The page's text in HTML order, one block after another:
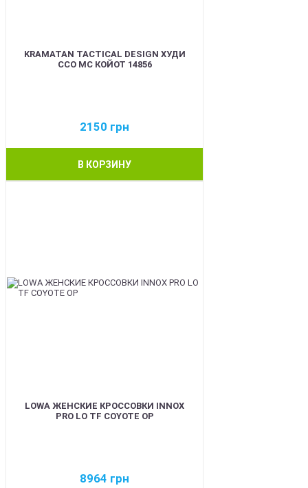
KRAMATAN TACTICAL DESIGN ХУДИ
ССО МС КОЙОТ 14856
2150 грн
В КОРЗИНУ
LOWA ЖЕНСКИЕ КРОССОВКИ INNOX
PRO LO TF COYOTE OP
8964 грн